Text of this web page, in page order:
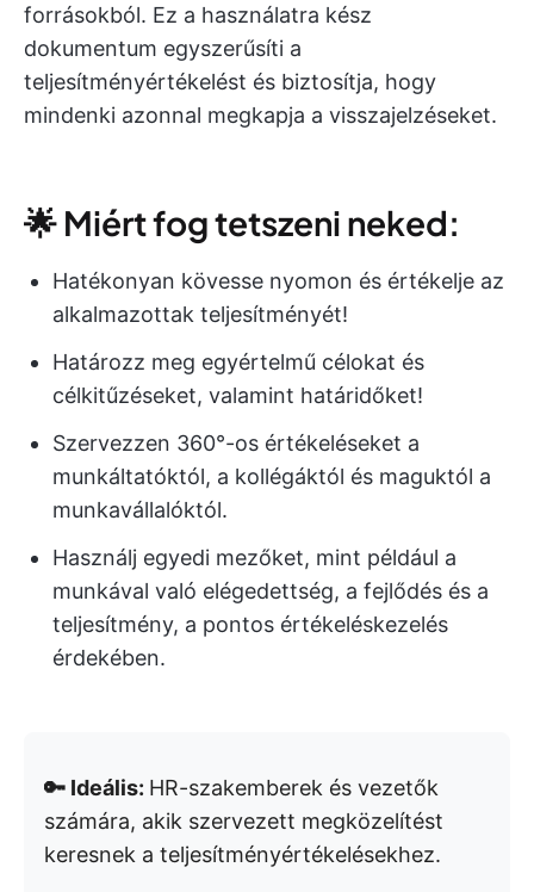
forrásokból. Ez a használatra kész
dokumentum egyszerűsíti a
teljesítményértékelést és biztosítja, hogy
mindenki azonnal megkapja a visszajelzéseket. ​
🌟 Miért fog tetszeni neked:
Hatékonyan kövesse nyomon és értékelje az
alkalmazottak teljesítményét!
Határozz meg egyértelmű célokat és
célkitűzéseket, valamint határidőket!
Szervezzen 360°-os értékeléseket a
munkáltatóktól, a kollégáktól és maguktól a
munkavállalóktól.
Használj egyedi mezőket, mint például a
munkával való elégedettség, a fejlődés és a
teljesítmény, a pontos értékeléskezelés
érdekében.
🔑 Ideális: HR-szakemberek és vezetők
számára, akik szervezett megközelítést
keresnek a teljesítményértékelésekhez.